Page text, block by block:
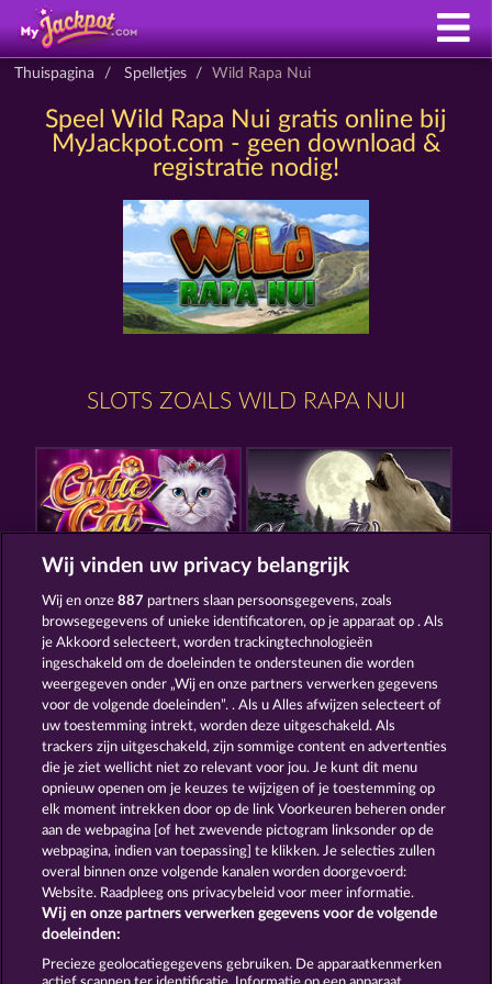
Thuispagina Spelletjes Wild Rapa Nui
Speel Wild Rapa Nui gratis online bij
MyJackpot.com - geen download &
registratie nodig!
SLOTS ZOALS WILD RAPA NUI
CUTIE CAT NIGHT WOLVES
BEAUTIFUL NATURE BLACK BEAUTY
Algemene voorwaarden Privacyverklaring
Colofon Bedrijf FAQ Woordenlijst
Partnerprogramma Facebook
Terugbetalingsverzoek indienen
Wij vinden uw privacy belangrijk
Wij en onze887 partners slaan persoonsgegevens, zoals
browsegegevens of unieke identificatoren, op je apparaat op . Als
je Akkoord selecteert, worden trackingtechnologieën
ingeschakeld om de doeleinden te ondersteunen die worden
weergegeven onder „Wij en onze partners verwerken gegevens
voor de volgende doeleinden”. . Als u Alles afwijzen selecteert of
uw toestemming intrekt, worden deze uitgeschakeld. Als
trackers zijn uitgeschakeld, zijn sommige content en advertenties
die je ziet wellicht niet zo relevant voor jou. Je kunt dit menu
opnieuw openen om je keuzes te wijzigen of je toestemming op
elk moment intrekken door op de link Voorkeuren beheren onder
aan de webpagina [of het zwevende pictogram linksonder op de
webpagina, indien van toepassing] te klikken. Je selecties zullen
overal binnen onze volgende kanalen worden doorgevoerd:
Website. Raadpleeg ons privacybeleid voor meer informatie.
Wij en onze partners verwerken gegevens voor de volgende
doeleinden:
Precieze geolocatiegegevens gebruiken. De apparaatkenmerken